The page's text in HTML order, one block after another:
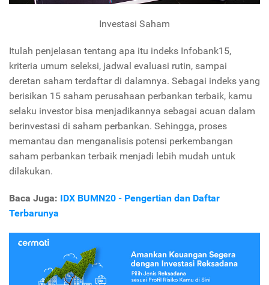
Investasi Saham
Itulah penjelasan tentang apa itu indeks Infobank15,
kriteria umum seleksi, jadwal evaluasi rutin, sampai
deretan saham terdaftar di dalamnya. Sebagai indeks yang
berisikan 15 saham perusahaan perbankan terbaik, kamu
selaku investor bisa menjadikannya sebagai acuan dalam
berinvestasi di saham perbankan. Sehingga, proses
memantau dan menganalisis potensi perkembangan
saham perbankan terbaik menjadi lebih mudah untuk
dilakukan.
Baca Juga: IDX BUMN20 - Pengertian dan Daftar
Terbarunya